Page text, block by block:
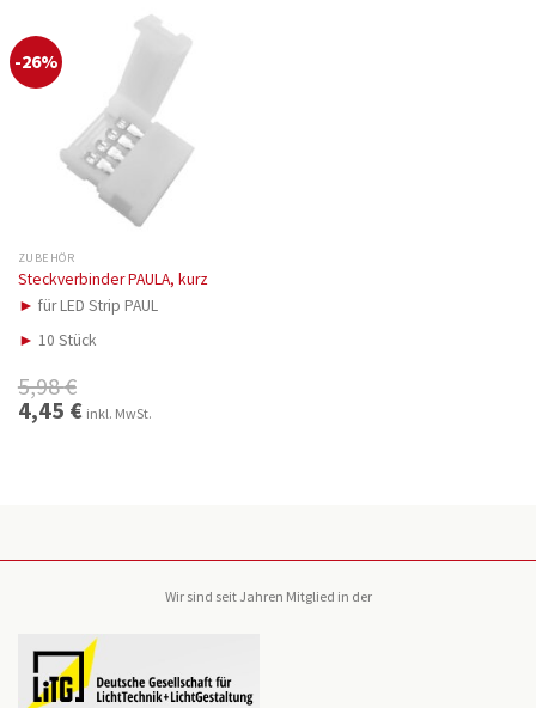
-26%
ZUBEHÖR
Steckverbinder PAULA, kurz
► für LED Strip PAUL
► 10 Stück
5,98€
Ursprünglicher
Preis
4,45 €Aktueller
Preis
inkl. MwSt.
Wir sind seit Jahren Mitglied in der